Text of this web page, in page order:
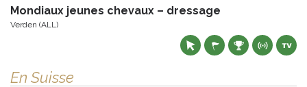
Mondiaux jeunes chevaux – dressage
Verden (ALL)
En Suisse